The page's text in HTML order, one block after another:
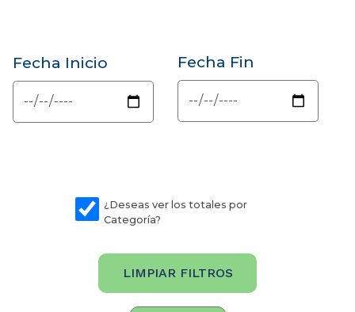
Fecha Inicio Fecha Fin
¿Deseas ver los totales por
Categoría?
LIMPIAR FILTROS